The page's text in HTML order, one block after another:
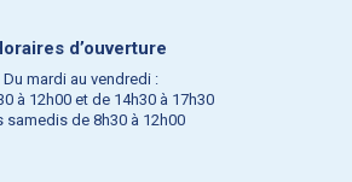
d’ouverture
Du mardi au vendredi :
à 12h00 et de 14h30 à 17h30
samedis de 8h30 à 12h00